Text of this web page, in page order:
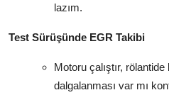
lazım.
Test Sürüşünde EGR Takibi
Motoru çalıştır,
dalgalanması var mı